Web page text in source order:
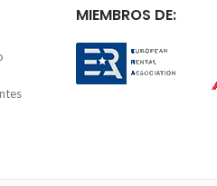
MIEMBROS DE: